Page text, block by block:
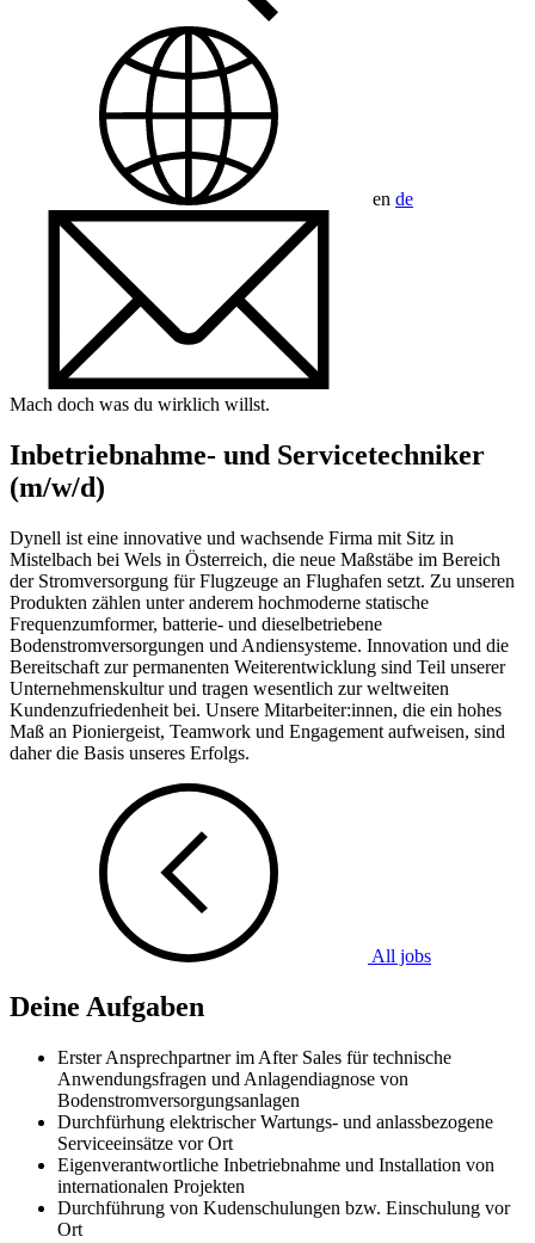
en de
Mach doch was du wirklich willst.
Inbetriebnahme- und Servicetechniker
(m/w/d)
Dynell ist eine innovative und wachsende Firma mit Sitz in
Mistelbach bei Wels in Österreich, die neue Maßstäbe im Bereich
der Stromversorgung für Flugzeuge an Flughafen setzt. Zu unseren
Produkten zählen unter anderem hochmoderne statische
Frequenzumformer, batterie- und dieselbetriebene
Bodenstromversorgungen und Andiensysteme. Innovation und die
Bereitschaft zur permanenten Weiterentwicklung sind Teil unserer
Unternehmenskultur und tragen wesentlich zur weltweiten
Kundenzufriedenheit bei. Unsere Mitarbeiter:innen, die ein hohes
Maß an Pioniergeist, Teamwork und Engagement aufweisen, sind
daher die Basis unseres Erfolgs.
All jobs
Deine Aufgaben
Erster Ansprechpartner im After Sales für technische
Anwendungsfragen und Anlagendiagnose von
Bodenstromversorgungsanlagen
Durchfürhung elektrischer Wartungs- und anlassbezogene
Serviceeinsätze vor Ort
Eigenverantwortliche Inbetriebnahme und Installation von
internationalen Projekten
Durchführung von Kudenschulungen bzw. Einschulung vor
Ort